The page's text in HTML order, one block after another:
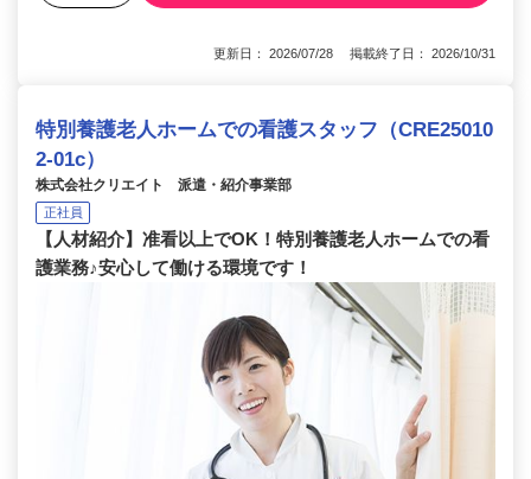
更新日： 2026/07/28 掲載終了日： 2026/10/31
特別養護老人ホームでの看護スタッフ（CRE25010
2-01c）
株式会社クリエイト 派遣・紹介事業部
正社員
【人材紹介】准看以上でOK！特別養護老人ホームでの看
護業務♪安心して働ける環境です！